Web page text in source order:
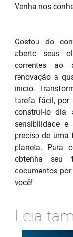
Venha nos
Gostou do
aberto seus
correntes ao
renovação a
início.
tarefa fácil, por
construí-lo dia
sensibilidade
preciso de uma
planeta. Para
obtenha seu
documentos
você!
Leia